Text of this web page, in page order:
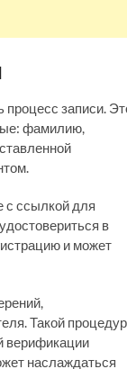
процесс записи.
фамилию,
с ссылкой для
в
и может
Такой
верификации
наслаждаться